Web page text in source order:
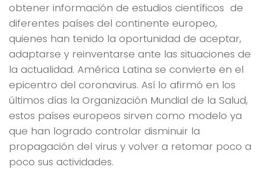
obtener información de estudios científicos de
diferentes países del continente europeo,
quienes han tenido la oportunidad de aceptar,
adaptarse y reinventarse ante las situaciones de
la actualidad. América Latina se convierte en el
epicentro del coronavirus. Así lo afirmó en los
últimos días la Organización Mundial de la Salud,
estos países europeos sirven como modelo ya
que han logrado controlar disminuir la
propagación del virus y volver a retomar poco a
poco sus actividades.